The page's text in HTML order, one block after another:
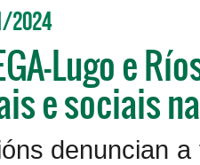
2024
Lugo e
e sociais
denuncian